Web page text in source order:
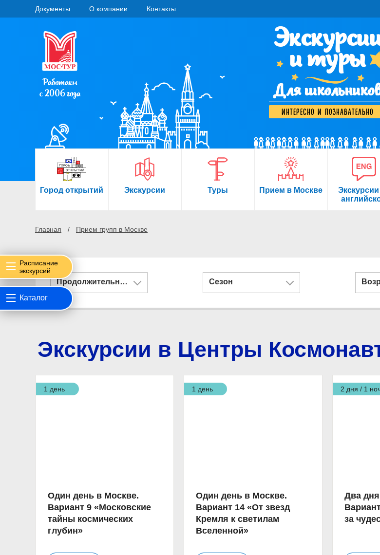
Документы О компании Контакты
Работаем
с 2006 года
и туры
Для
интересно и познавательно
Город открытий Экскурсии Туры Прием в Москве
Главная Прием групп в Москве
Расписание
экскурсий
Каталог
Продолжительность Сезон
Экскурсии в Центры
1 день
Один день в Москве.
Вариант 9 «Московские
тайны космических
глубин»
1 день
Один день в Москве.
Вариант 14 «От звезд
Кремля к светилам
Вселенной»
2 дня / 1
Два
за